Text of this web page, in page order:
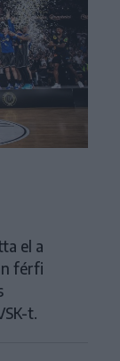
el a
férfi
t.